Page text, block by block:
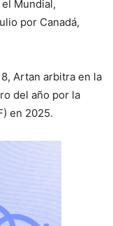
Mundial,
por Canadá,
Artan arbitra en la
del año por la
en 2025.